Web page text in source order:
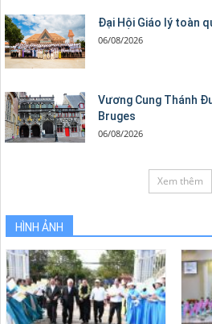
Đại Hội Giáo lý toàn
06/08/2026
Vương Cung Thánh
Bruges
06/08/2026
Xem thêm
HÌNH ẢNH